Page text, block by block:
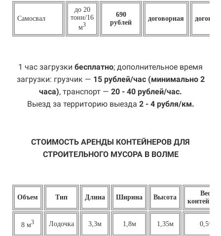
Самосвал
до 20
тонн/16
м3
690
рублей
договорная
1 час загрузки бесплатно; дополнительное время
загрузки: грузчик — 15 рублей/час (минимально 2
часа), транспорт — 20 - 40 рублей/час.
Выезд за территорию выезда 2 - 4 рубля/км.
СТОИМОСТЬ АРЕНДЫ КОНТЕЙНЕРОВ ДЛЯ
СТРОИТЕЛЬНОГО МУСОРА В ВОЛМЕ
Объем Тип Длина Ширина Высота
Вес
8 м3 Лодочка 3,3м 1,8м 1,35м 0,5т